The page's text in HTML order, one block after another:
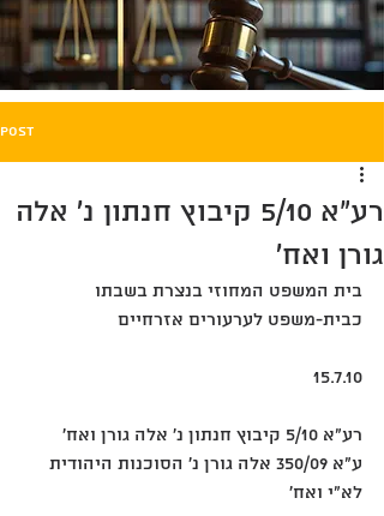
Post
רע"א 5/10 קיבוץ חנתון נ' אלה
גורן ואח'
בית המשפט המחוזי בנצרת בשבתו
כבית-משפט לערעורים אזרחיים
15.7.10
רע"א 5/10 קיבוץ חנתון נ' אלה גורן ואח'
ע"א 350/09 אלה גורן נ' הסוכנות היהודית
לא"י ואח'